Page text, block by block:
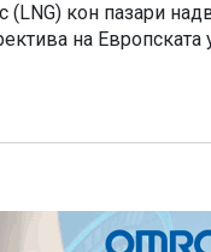
(LNG) кон пазари
на Европската